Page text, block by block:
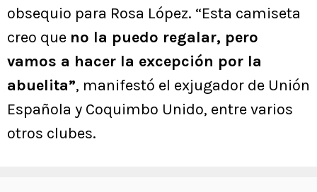
obsequio para Rosa López. “Esta camiseta
creo que no la puedo regalar, pero
vamos a hacer la excepción por la
abuelita”, manifestó el exjugador de Unión
Española y Coquimbo Unido, entre varios
otros clubes.